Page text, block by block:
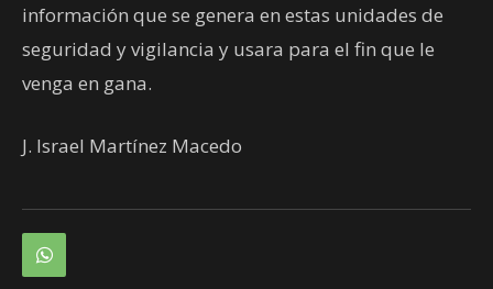
información que se genera en estas unidades de
seguridad y vigilancia y usara para el fin que le
venga en gana.
J. Israel Martínez Macedo